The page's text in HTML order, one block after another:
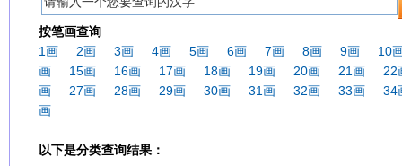
按笔画查询
1画
2画 3画 4画 5画 6画 7画 8画 9画
10
画
15画 16画 17画 18画 19画 20画 21画
22
画
27画 28画 29画 30画 31画 32画 33画
34
画
以下是分类查询结果：